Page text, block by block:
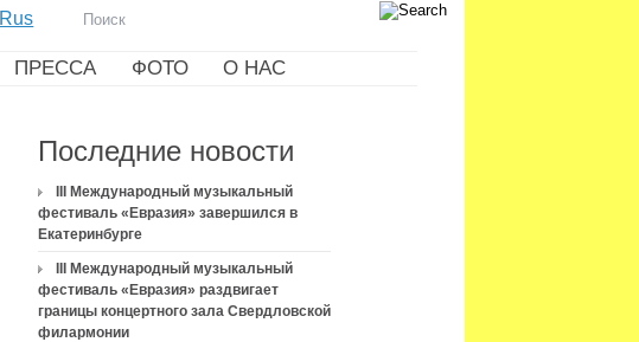
Rus
ПРЕССА ФОТО О НАС
Последние новости
III Международный музыкальный
фестиваль «Евразия» завершился в
Екатеринбурге
III Международный музыкальный
фестиваль «Евразия» раздвигает
границы концертного зала Свердловской
филармонии